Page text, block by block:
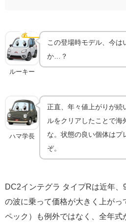
💰 中古相場
前期型（96スペック）は今
ルーキー
この登場時モデル、今は
か…？
ハマ学長
正直、年々値上がりが続
ルをクリアしたことで海
な。状態の良い個体はプ
ぞ。
DC2インテグラ タイプRは近年
の波に乗って価格が大きく上がっ
ペック）も例外ではなく、全年式